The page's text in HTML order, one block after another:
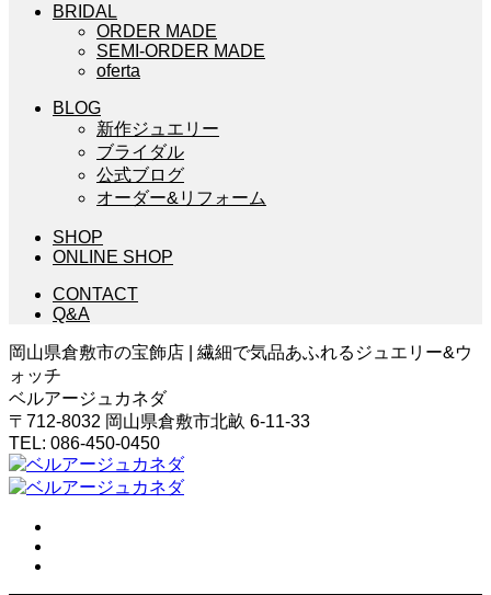
BRIDAL
ORDER MADE
SEMI-ORDER MADE
oferta
BLOG
新作ジュエリー
ブライダル
公式ブログ
オーダー&リフォーム
SHOP
ONLINE SHOP
CONTACT
Q&A
岡山県倉敷市の宝飾店 | 繊細で気品あふれるジュエリー&ウ
ォッチ
ベルアージュカネダ
〒712-8032 岡山県倉敷市北畝 6-11-33
TEL: 086-450-0450